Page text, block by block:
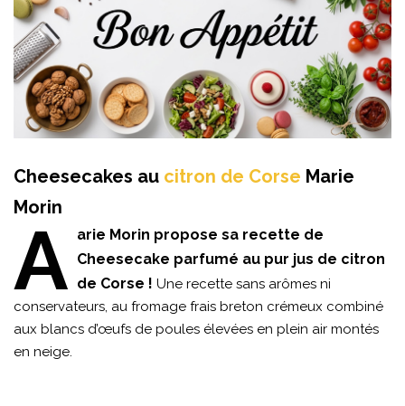
Cheesecakes au citron de Corse Marie
Morin
A arie Morin propose sa recette de
Cheesecake parfumé au pur jus de citron
de Corse ! Une recette sans arômes ni
conservateurs, au fromage frais breton crémeux combiné
aux blancs d’œufs de poules élevées en plein air montés
en neige.